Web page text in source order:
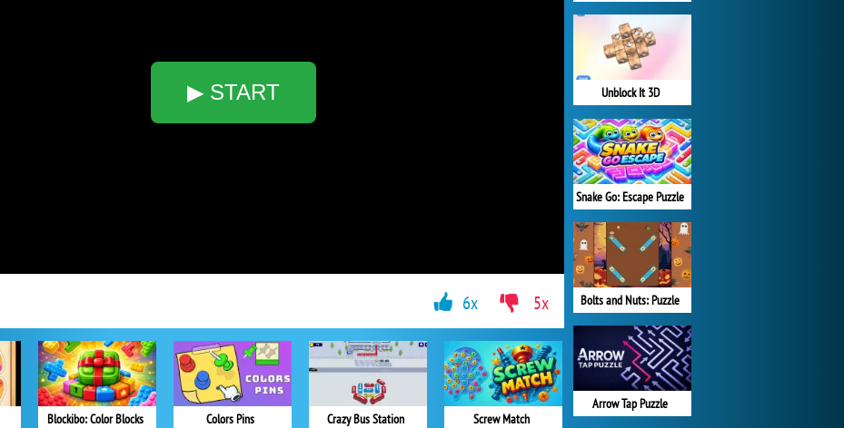
▶ START Unblock It 3D
Snake Go: Escape Puzzle
Bolts and Nuts: Puzzle
Arrow Tap Puzzle
Blockibo: Color Blocks Colors Pins Crazy Bus Station Screw Match
6x 5x